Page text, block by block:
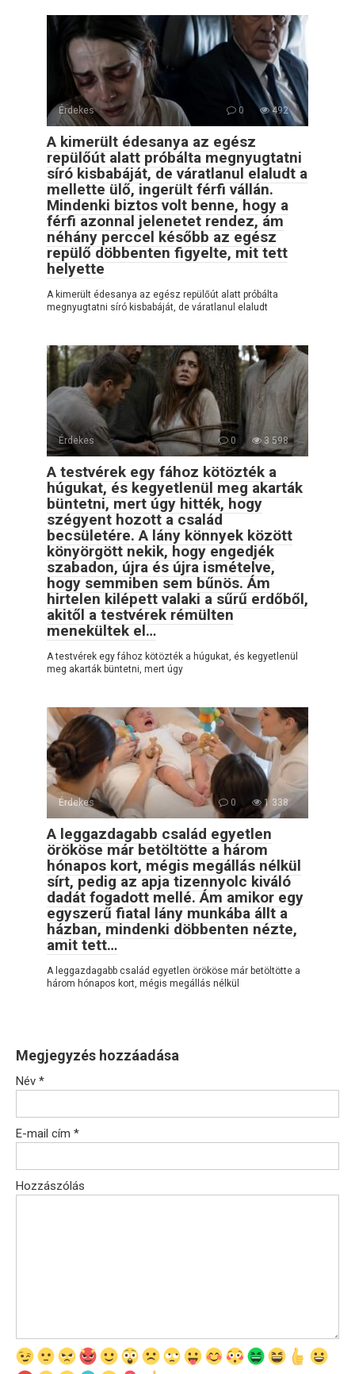
Érdekes 0 492
A kimerült édesanya az egész
repülőút alatt próbálta megnyugtatni
síró kisbabáját, de váratlanul elaludt a
mellette ülő, ingerült férfi vállán.
Mindenki biztos volt benne, hogy a
férfi azonnal jelenetet rendez, ám
néhány perccel később az egész
repülő döbbenten figyelte, mit tett
helyette
A kimerült édesanya az egész repülőút alatt próbálta
megnyugtatni síró kisbabáját, de váratlanul elaludt
Érdekes 0 3 598
A testvérek egy fához kötözték a
húgukat, és kegyetlenül meg akarták
büntetni, mert úgy hitték, hogy
szégyent hozott a család
becsületére. A lány könnyek között
könyörgött nekik, hogy engedjék
szabadon, újra és újra ismételve,
hogy semmiben sem bűnös. Ám
hirtelen kilépett valaki a sűrű erdőből,
akitől a testvérek rémülten
menekültek el…
A testvérek egy fához kötözték a húgukat, és kegyetlenül
meg akarták büntetni, mert úgy
Érdekes 0 1 338
A leggazdagabb család egyetlen
örököse már betöltötte a három
hónapos kort, mégis megállás nélkül
sírt, pedig az apja tizennyolc kiváló
dadát fogadott mellé. Ám amikor egy
egyszerű fiatal lány munkába állt a
házban, mindenki döbbenten nézte,
amit tett…
A leggazdagabb család egyetlen örököse már betöltötte a
három hónapos kort, mégis megállás nélkül
Megjegyzés hozzáadása
Név *
E-mail cím *
Hozzászólás